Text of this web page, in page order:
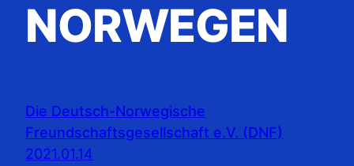
NORWEGEN
Die Deutsch-Norwegische
Freundschaftsgesellschaft e.V. (DNF)
2021.01.14